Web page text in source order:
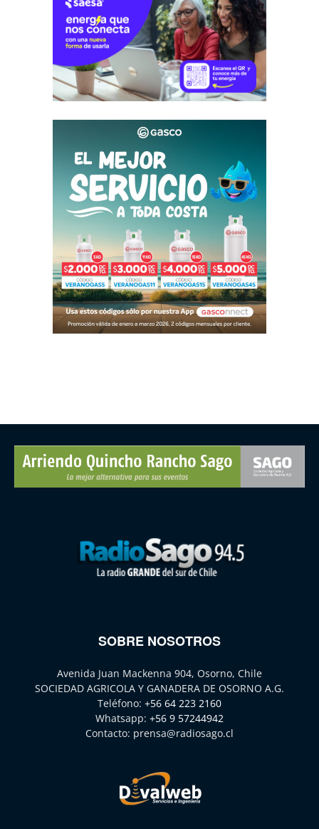
SOBRE NOSOTROS
Avenida Juan Mackenna 904, Osorno, Chile
SOCIEDAD AGRICOLA Y GANADERA DE OSORNO A.G.
Teléfono: +56 64 223 2160
Whatsapp: +56 9 57244942
Contacto: prensa@radiosago.cl